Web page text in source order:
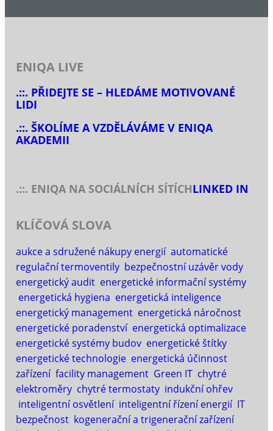
ENIQA LIVE
.::. PŘIDEJTE SE – HLEDÁME MOTIVOVANÉ
LIDI
.::. ŠKOLÍME A VZDĚLÁVÁME V ENIQA
AKADEMII
.::. ENIQA NA SOCIÁLNÍCH SÍTÍCHLINKED IN
KLÍČOVÁ SLOVA
aukce a sdružené nákupy energií automatické
regulační termoventily bezpečnostní uzávěr vody
energetický audit energetické informační systémy
energetická hygiena energetická inteligence
energetický management energetická náročnost
energetické poradenství energetická optimalizace
energetické systémy budov energetické štítky
energetické technologie energetická účinnost
zařízení facility management Green IT chytré
elektroměry chytré termostaty indukční ohřev
inteligentní osvětlení inteligentní řízení energií IT
bezpečnost kogenerační a trigenerační zařízení